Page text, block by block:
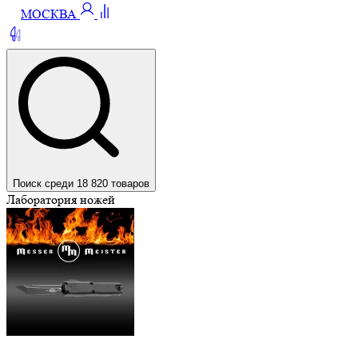
МОСКВА
Поиск среди 18 820 товаров
Лаборатория ножей